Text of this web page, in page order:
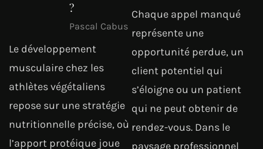
?
Pascal Cabus
Le développement
musculaire chez les
athlètes végétaliens
repose sur une stratégie
nutritionnelle précise, où
l’apport protéique joue
Chaque appel manqué
représente une
opportunité perdue, un
client potentiel qui
s’éloigne ou un patient
qui ne peut obtenir de
rendez-vous. Dans le
paysage professionnel